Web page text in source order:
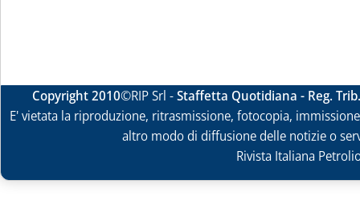
Copyright 2010©RIP Srl -Staffetta Quotidiana - Reg.
E' vietata la riproduzione, ritrasmissione, fotocopia,
altro modo di diffusione delle notizie o
Rivista Italiana